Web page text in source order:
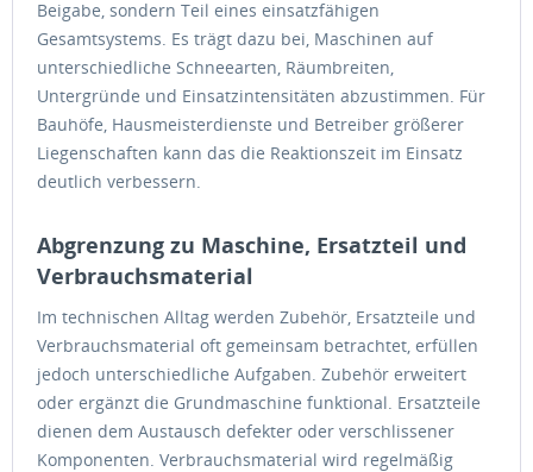
Beigabe, sondern Teil eines einsatzfähigen
Gesamtsystems. Es trägt dazu bei, Maschinen auf
unterschiedliche Schneearten, Räumbreiten,
Untergründe und Einsatzintensitäten abzustimmen. Für
Bauhöfe, Hausmeisterdienste und Betreiber größerer
Liegenschaften kann das die Reaktionszeit im Einsatz
deutlich verbessern.
Abgrenzung zu Maschine, Ersatzteil und
Verbrauchsmaterial
Im technischen Alltag werden Zubehör, Ersatzteile und
Verbrauchsmaterial oft gemeinsam betrachtet, erfüllen
jedoch unterschiedliche Aufgaben. Zubehör erweitert
oder ergänzt die Grundmaschine funktional. Ersatzteile
dienen dem Austausch defekter oder verschlissener
Komponenten. Verbrauchsmaterial wird regelmäßig